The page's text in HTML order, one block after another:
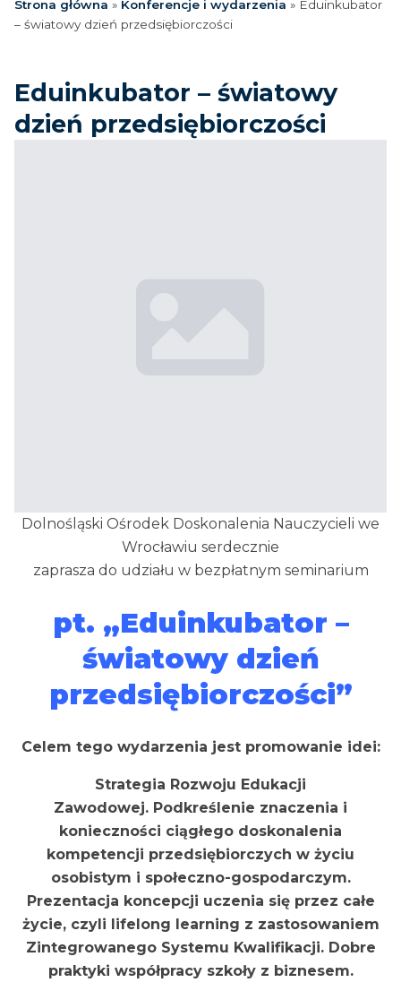
Strona główna » Konferencje i wydarzenia » Eduinkubator
– światowy dzień przedsiębiorczości
Eduinkubator – światowy
dzień przedsiębiorczości
Dolnośląski Ośrodek Doskonalenia Nauczycieli we
Wrocławiu serdecznie
zaprasza do udziału w bezpłatnym seminarium
pt. „Eduinkubator –
światowy dzień
przedsiębiorczości”
Celem tego wydarzenia jest promowanie idei:
Strategia Rozwoju Edukacji
Zawodowej. Podkreślenie znaczenia i
konieczności ciągłego doskonalenia
kompetencji przedsiębiorczych w życiu
osobistym i społeczno-gospodarczym.
Prezentacja koncepcji uczenia się przez całe
życie, czyli lifelong learning z zastosowaniem
Zintegrowanego Systemu Kwalifikacji. Dobre
praktyki współpracy szkoły z biznesem.